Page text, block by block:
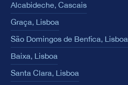
Alcabideche, Cascais
Graça, Lisboa
São Domingos de Benfica, Lisboa
Baixa, Lisboa
Santa Clara, Lisboa